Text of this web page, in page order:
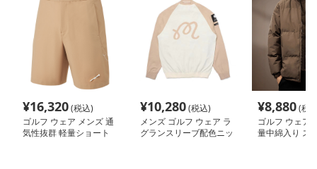
¥16,320(税込)
ゴルフ ウェア メンズ 通
気性抜群 軽量ショート
¥10,280(税込)
メンズ ゴルフ ウェア ラ
グランスリーブ配色ニッ
¥8,880(税
ゴルフ ウェア
量中綿入り ス